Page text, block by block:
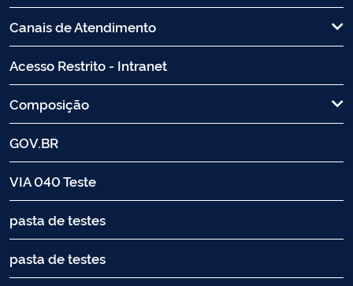
Canais de Atendimento
Acesso Restrito - Intranet
Composição
GOV.BR
VIA 040 Teste
pasta de testes
pasta de testes